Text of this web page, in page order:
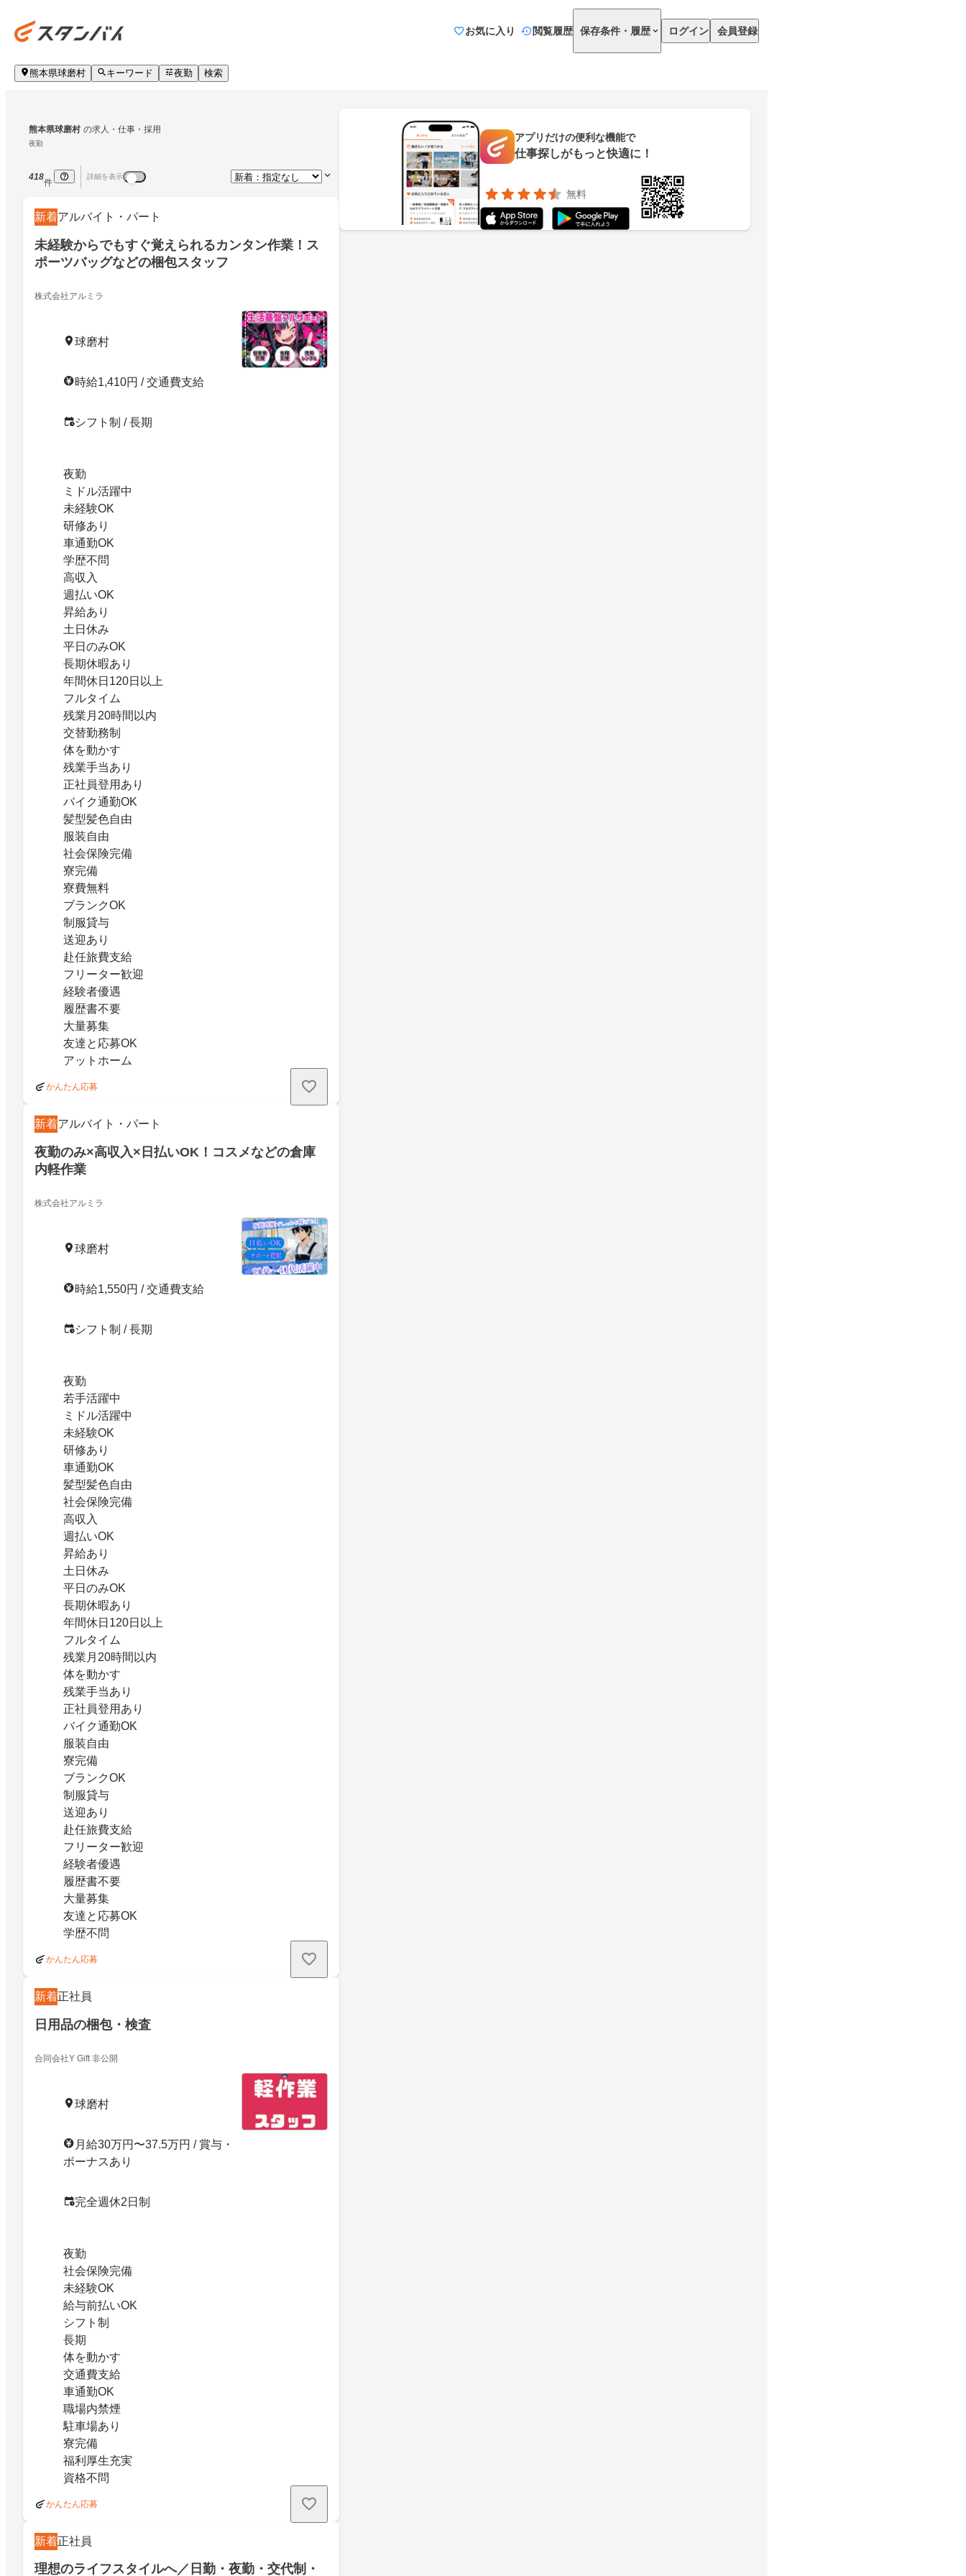
お気に入り 閲覧履歴 保存条件・履歴 ログイン 会員登録
熊本県球磨村 キーワード 夜勤 検索
熊本県球磨村 の求人・仕事・採用
夜勤
418
件
詳細を表示
新着アルバイト・パート
未経験からでもすぐ覚えられるカンタン作業！ス
ポーツバッグなどの梱包スタッフ
株式会社アルミラ
球磨村
時給1,410円 / 交通費支給
シフト制 / 長期
夜勤
ミドル活躍中
未経験OK
研修あり
車通勤OK
学歴不問
高収入
週払いOK
昇給あり
土日休み
平日のみOK
長期休暇あり
年間休日120日以上
フルタイム
残業月20時間以内
交替勤務制
体を動かす
残業手当あり
正社員登用あり
バイク通勤OK
髪型髪色自由
服装自由
社会保険完備
寮完備
寮費無料
ブランクOK
制服貸与
送迎あり
赴任旅費支給
フリーター歓迎
経験者優遇
履歴書不要
大量募集
友達と応募OK
アットホーム
かんたん応募
新着アルバイト・パート
夜勤のみ×高収入×日払いOK！コスメなどの倉庫
内軽作業
株式会社アルミラ
球磨村
時給1,550円 / 交通費支給
シフト制 / 長期
夜勤
若手活躍中
ミドル活躍中
未経験OK
研修あり
車通勤OK
髪型髪色自由
社会保険完備
高収入
週払いOK
昇給あり
土日休み
平日のみOK
長期休暇あり
年間休日120日以上
フルタイム
残業月20時間以内
体を動かす
残業手当あり
正社員登用あり
バイク通勤OK
服装自由
寮完備
ブランクOK
制服貸与
送迎あり
赴任旅費支給
フリーター歓迎
経験者優遇
履歴書不要
大量募集
友達と応募OK
学歴不問
かんたん応募
新着正社員
日用品の梱包・検査
合同会社Y Gift 非公開
球磨村
月給30万円〜37.5万円 / 賞与・
ボーナスあり
完全週休2日制
夜勤
社会保険完備
未経験OK
給与前払いOK
シフト制
長期
体を動かす
交通費支給
車通勤OK
職場内禁煙
駐車場あり
寮完備
福利厚生充実
資格不問
かんたん応募
新着正社員
理想のライフスタイルへ／日勤・夜勤・交代制・
アプリだけの便利な機能で
仕事探しがもっと快適に！
無料